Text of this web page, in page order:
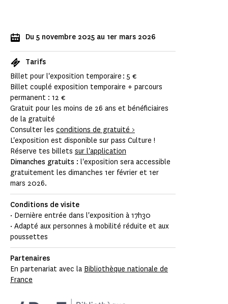
Du 5 novembre 2025 au 1er mars 2026
Tarifs
Billet pour l'exposition temporaire : 5 €
Billet couplé exposition temporaire + parcours
permanent : 12 €
Gratuit pour les moins de 26 ans et bénéficiaires
de la gratuité
Consulter les conditions de gratuité >
L'exposition est disponible sur pass Culture !
Réserve tes billets sur l'application
Dimanches gratuits : l'exposition sera accessible
gratuitement les dimanches 1er février et 1er
mars 2026.
Conditions de visite
· Dernière entrée dans l'exposition à 17h30
· Adapté aux personnes à mobilité réduite et aux
poussettes
Partenaires
En partenariat avec la Bibliothèque nationale de
France